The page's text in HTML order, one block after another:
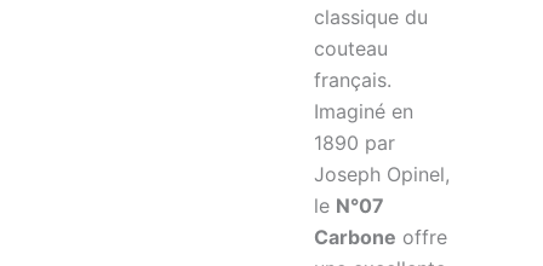
classique du
couteau
français.
Imaginé en
1890 par
Joseph Opinel,
le N°07
Carbone offre